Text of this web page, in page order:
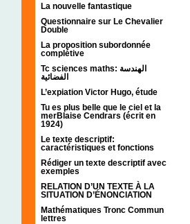
La nouvelle fantastique
Questionnaire sur Le Chevalier
Double
La proposition subordonnée
complétive
Tc sciences maths: الهندسة
الفضائية
L’expiation Victor Hugo, étude
Tu es plus belle que le ciel et la
merBlaise Cendrars (écrit en
1924)
Le texte descriptif:
caractéristiques et fonctions
Rédiger un texte descriptif avec
exemples
RELATION D’UN TEXTE À LA
SITUATION D’ÉNONCIATION
Mathématiques Tronc Commun
lettres